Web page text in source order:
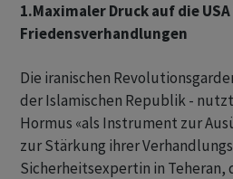
1.Maximaler Druck auf die
Friedensverhandlungen
Die iranischen
der Islamischen Republik -
Hormus «als Instrument zur
zur Stärkung ihrer
Sicherheitsexpertin in Teheran,